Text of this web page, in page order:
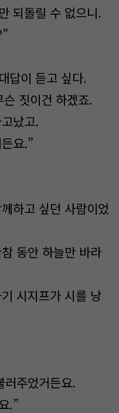
되돌릴 수 없으니.
답이 듣고 싶다.
짓이건 하겠죠.
났고.
요.”
하고 싶던 사람이었
동안 하늘만 바라
시지프가 시를 낭
주었거든요.
.”